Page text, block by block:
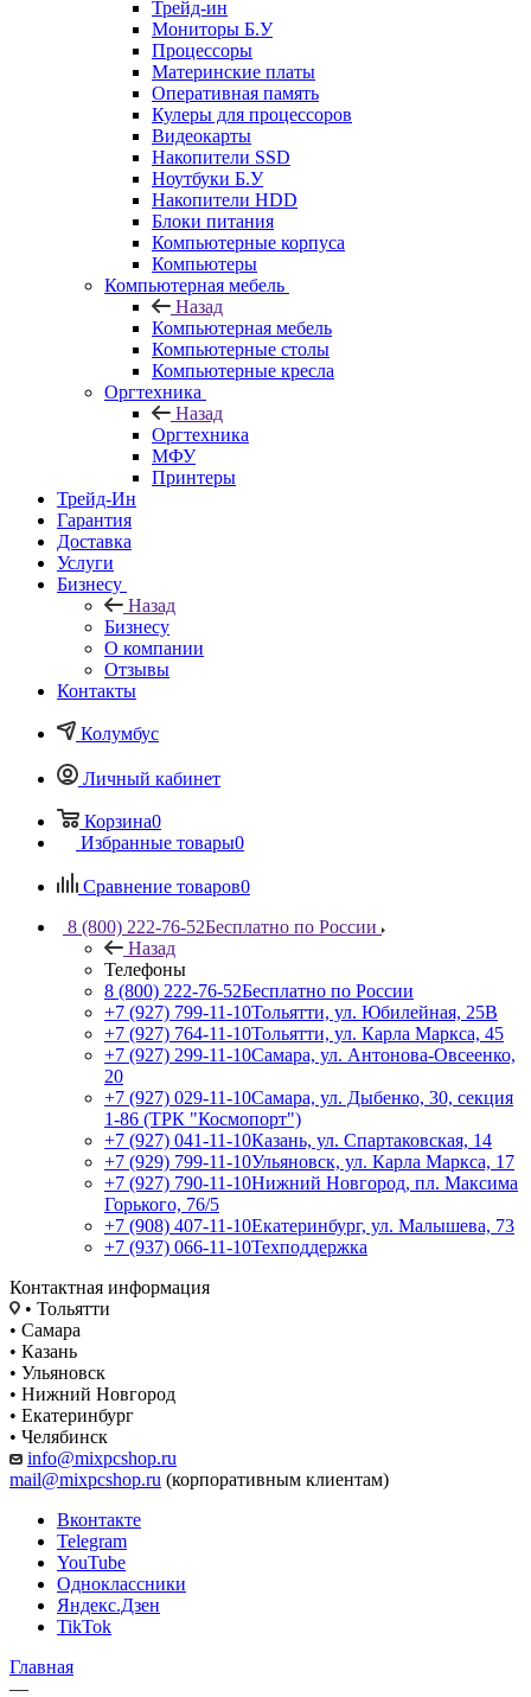
Трейд-ин
Мониторы Б.У
Процессоры
Материнские платы
Оперативная память
Кулеры для процессоров
Видеокарты
Накопители SSD
Ноутбуки Б.У
Накопители HDD
Блоки питания
Компьютерные корпуса
Компьютеры
Компьютерная мебель
Назад
Компьютерная мебель
Компьютерные столы
Компьютерные кресла
Оргтехника
Назад
Оргтехника
МФУ
Принтеры
Трейд-Ин
Гарантия
Доставка
Услуги
Бизнесу
Назад
Бизнесу
О компании
Отзывы
Контакты
Колумбус
Личный кабинет
Корзина0
Избранные товары0
Сравнение товаров0
8 (800) 222-76-52Бесплатно по России
Назад
Телефоны
8 (800) 222-76-52Бесплатно по России
+7 (927) 799-11-10Тольятти, ул. Юбилейная, 25В
+7 (927) 764-11-10Тольятти, ул. Карла Маркса, 45
+7 (927) 299-11-10Самара, ул. Антонова-Овсеенко,
20
+7 (927) 029-11-10Самара, ул. Дыбенко, 30, секция
1-86 (ТРК "Космопорт")
+7 (927) 041-11-10Казань, ул. Спартаковская, 14
+7 (929) 799-11-10Ульяновск, ул. Карла Маркса, 17
+7 (927) 790-11-10Нижний Новгород, пл. Максима
Горького, 76/5
+7 (908) 407-11-10Екатеринбург, ул. Малышева, 73
+7 (937) 066-11-10Техподдержка
Контактная информация
• Тольятти
• Самара
• Казань
• Ульяновск
• Нижний Новгород
• Екатеринбург
• Челябинск
info@mixpcshop.ru
mail@mixpcshop.ru (корпоративным клиентам)
Вконтакте
Telegram
YouTube
Одноклассники
Яндекс.Дзен
TikTok
Главная
—